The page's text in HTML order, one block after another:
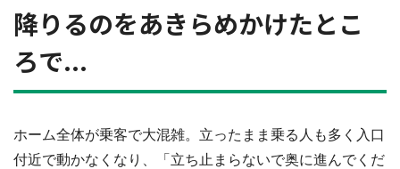
降りるのをあきらめかけたとこ
ろで...
ホーム全体が乗客で大混雑。立ったまま乗る人も多く入口
付近で動かなくなり、「立ち止まらないで奥に進んでくだ